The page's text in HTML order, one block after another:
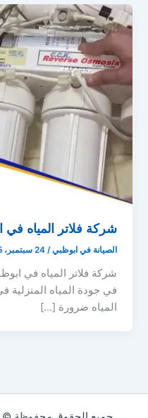
شركة فلاتر المياه في
الصيانة في ابوظبي/24 سبتمبر، 2025
شركة فلاتر المياه في
في جودة المياه المنزلية
المياه ضرورة […]